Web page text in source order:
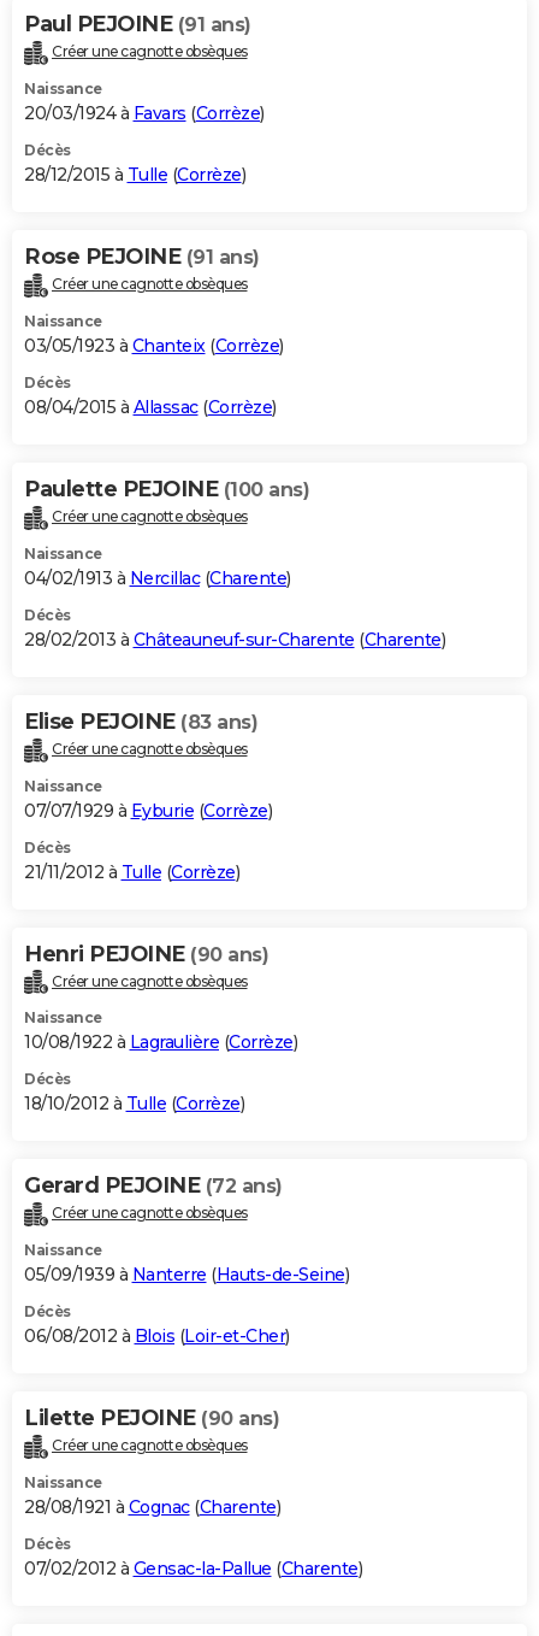
Paul PEJOINE (91 ans)
Créer une cagnotte obsèques
Naissance
20/03/1924 à Favars (Corrèze)
Décès
28/12/2015 à Tulle (Corrèze)
Rose PEJOINE (91 ans)
Créer une cagnotte obsèques
Naissance
03/05/1923 à Chanteix(Corrèze)
Décès
08/04/2015 à Allassac(Corrèze)
Paulette PEJOINE (100 ans)
Créer une cagnotte obsèques
Naissance
04/02/1913 à Nercillac(Charente)
Décès
28/02/2013 à Châteauneuf-sur-Charente (Charente)
Elise PEJOINE (83 ans)
Créer une cagnotte obsèques
Naissance
07/07/1929 à Eyburie (Corrèze)
Décès
21/11/2012 à Tulle (Corrèze)
Henri PEJOINE (90 ans)
Créer une cagnotte obsèques
Naissance
10/08/1922 à Lagraulière (Corrèze)
Décès
18/10/2012 à Tulle (Corrèze)
Gerard PEJOINE (72 ans)
Créer une cagnotte obsèques
Naissance
05/09/1939 à Nanterre (Hauts-de-Seine)
Décès
06/08/2012 à Blois (Loir-et-Cher)
Lilette PEJOINE (90 ans)
Créer une cagnotte obsèques
Naissance
28/08/1921 à Cognac(Charente)
Décès
07/02/2012 à Gensac-la-Pallue (Charente)